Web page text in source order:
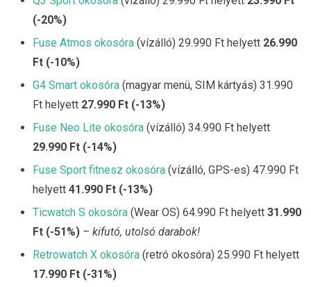
(-20%)
Fuse Atmos okosóra (vízálló) 29.990 Ft helyett 26.990
Ft (-10%)
G4 Smart okosóra (magyar menü, SIM kártyás) 31.990
Ft helyett 27.990 Ft (-13%)
Fuse Neo Lite okosóra (vízálló) 34.990 Ft helyett
29.990 Ft (-14%)
Fuse Sport fitnesz okosóra (vízálló, GPS-es) 47.990 Ft
helyett 41.990 Ft (-13%)
Ticwatch S okosóra (Wear OS) 64.990 Ft helyett 31.990
Ft (-51%) – kifutó, utolsó darabok!
Retrowatch X okosóra (retró okosóra) 25.990 Ft helyett
17.990 Ft (-31%)